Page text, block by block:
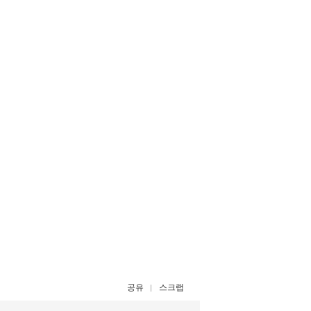
공유 스크랩